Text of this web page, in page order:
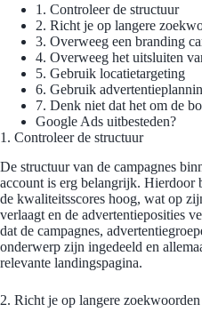
1. Controleer de structuur
2. Richt je op langere
3. Overweeg een branding
4. Overweeg het uitsluiten
5. Gebruik locatietargeting
6. Gebruik
7. Denk niet dat het om de
Google Ads uitbesteden?
1. Controleer de structuur
De structuur van de campagnes
account is erg belangrijk. Hierdoor
de kwaliteitsscores hoog, wat op
verlaagt en de advertentieposities
dat de campagnes,
onderwerp zijn ingedeeld en
relevante landingspagina.
2. Richt je op langere zoekwoorden